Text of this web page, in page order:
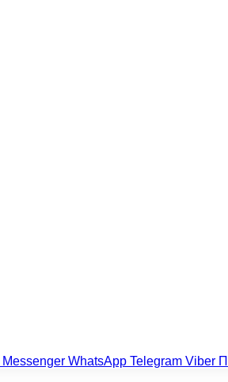
Messenger WhatsApp Telegram Viber